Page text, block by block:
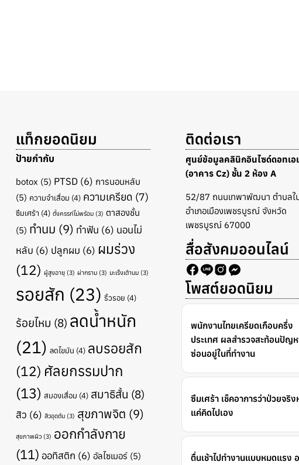
แท็กยอดนิยม
ป้ายกำกับ
botox (5) PTSD (6) การนอนหลับ
(5) ความจำเสื่อม (4) ความเครียด (7)
ซึมเศร้า (4) ตั้งครรภ์ไม่พร้อม (3) ตาสองชั้น
(5) ทำนม (9) ทำฟัน (6) นอนไม่
หลับ (6) ปลูกผม (6) ผมร่วง
(12) ผู้สูงอายุ (3) ผ่ากราม (3) มะเร็งเต้านม (3)
รอยสัก (23) ริ้วรอย (4)
ร้อยไหม (8) ลดน้ำหนัก
(21) ลดไขมัน (4) ลบรอยสัก
(12) ศัลยกรรมปาก
(13) สมองเสื่อม (4) สมาธิสั้น (8)
สิว (6) สิวอุดตัน (3) สุขภาพจิต (9)
สุขภาพผิว (3) ออกกำลังกาย
(11) ออทิสติก (6) อัลไซเมอร์ (5)
ติดต่อเรา
ศูนย์ข้อมูลคลินิกอินไซด์ดอทเอ
(อาคาร Cz) ชั้น 2 ห้อง A
52/87 ถนนเทพาพัฒนา ตำบลใ
อำเภอเมืองเพชรบูรณ์ จังหวัด
เพชรบูรณ์ 67000
สื่อสังคมออนไลน์
โพสต์ยอดนิยม
พนักงานไทยเครียดเกือบครึ่ง
ประเทศ ผลสำรวจสะท้อนปัญ
ซ่อนอยู่ในที่ทำงาน
ซึมเศร้า เช็คอาการว่าป่วยจริ
แค่คิดไปเอง
ตื่นเช้าไปทำงานแบบหมดแรง